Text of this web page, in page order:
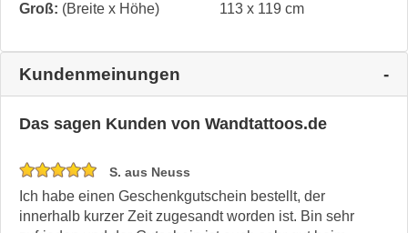
Groß: (Breite x Höhe) 113 x 119 cm
Kundenmeinungen
Das sagen Kunden von Wandtattoos.de
S. aus Neuss
Ich habe einen Geschenkgutschein bestellt, der
innerhalb kurzer Zeit zugesandt worden ist. Bin sehr